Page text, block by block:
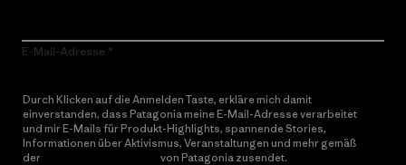
E-Mail-Adresse
Durch Klicken auf die Anmelden Taste, erkläre mich damit
einverstanden, dass Patagonia meine E-Mail-Adresse verarbeitet
und mir E-Mails für Produkt-Highlights, spannende Stories,
Informationen über Aktivismus, Veranstaltungen und mehr gemäß
der
von Patagonia zusendet.